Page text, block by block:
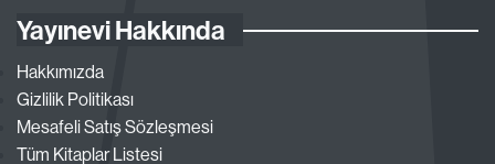
Yayınevi Hakkında
Hakkımızda
Gizlilik Politikası
Mesafeli Satış Sözleşmesi
Tüm Kitaplar Listesi